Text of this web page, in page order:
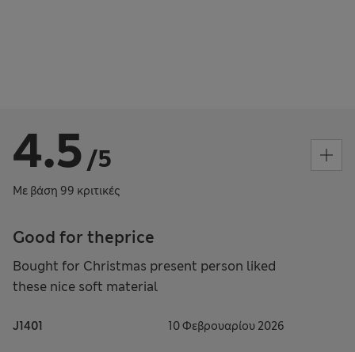
4.5 /5
Με βάση 99 κριτικές
Good for theprice
Bought for Christmas present person liked
these nice soft material
J1401 10 Φεβρουαρίου 2026